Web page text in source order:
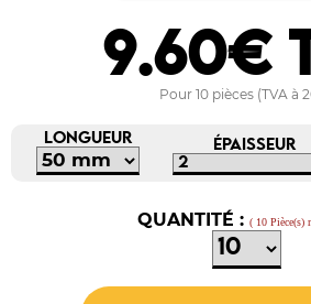
9.60€
Pour 10 pièces (TVA à
LONGUEUR ÉPAISSEUR
QUANTITÉ : ( 10 Pièce(s)